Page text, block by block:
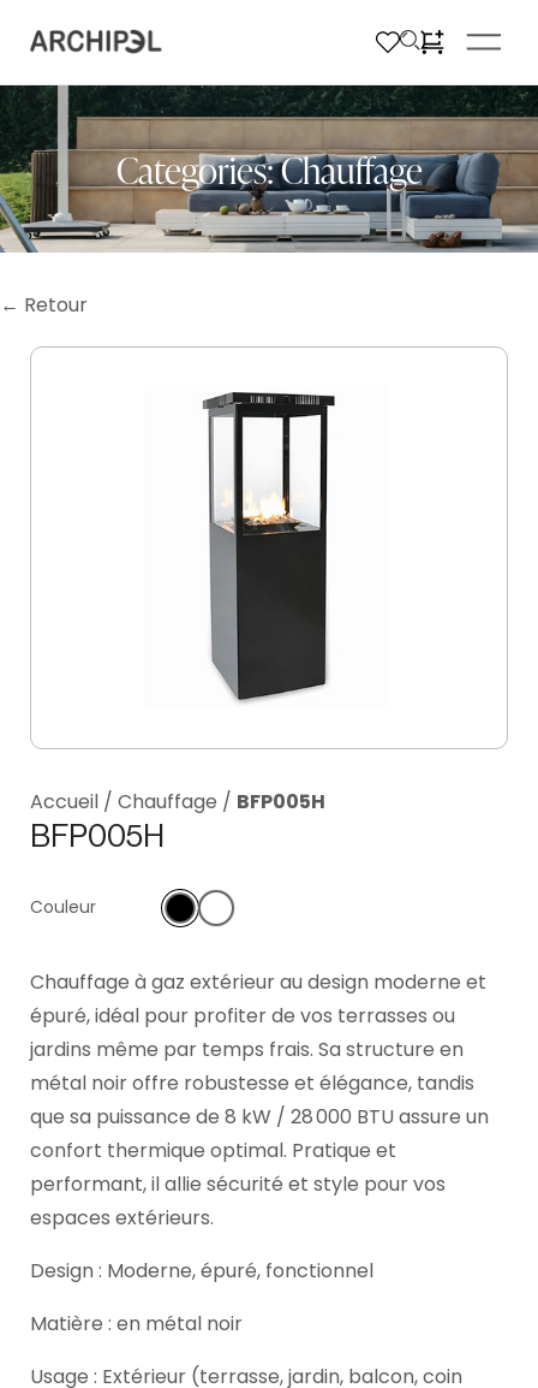
Categories:Chauffage
← Retour
Accueil / Chauffage / BFP005H
BFP005H
Couleur
Chauffage à gaz extérieur au design moderne et
épuré, idéal pour profiter de vos terrasses ou
jardins même par temps frais. Sa structure en
métal noir offre robustesse et élégance, tandis
que sa puissance de 8 kW / 28 000 BTU assure un
confort thermique optimal. Pratique et
performant, il allie sécurité et style pour vos
espaces extérieurs.
Design : Moderne, épuré, fonctionnel
Matière : en métal noir
Usage : Extérieur (terrasse, jardin, balcon, coin